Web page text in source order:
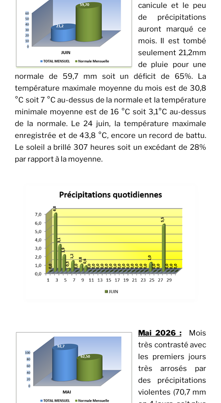
canicule et le peu
de précipitations
auront marqué ce
mois. Il est tombé
seulement 21,2mm
de pluie pour une
normale de 59,7 mm soit un déficit de 65%. La
température maximale moyenne du mois est de 30,8
°C soit 7 °C au-dessus de la normale et la température
minimale moyenne est de 16 °C soit 3,1°C au-dessus
de la normale. Le 24 juin, la température maximale
enregistrée et de 43,8 °C, encore un record de battu.
Le soleil a brillé 307 heures soit un excédant de 28%
par rapport à la moyenne.
Mai 2026 :Mois
très contrasté avec
les premiers jours
très arrosés par
des précipitations
violentes (70,7 mm